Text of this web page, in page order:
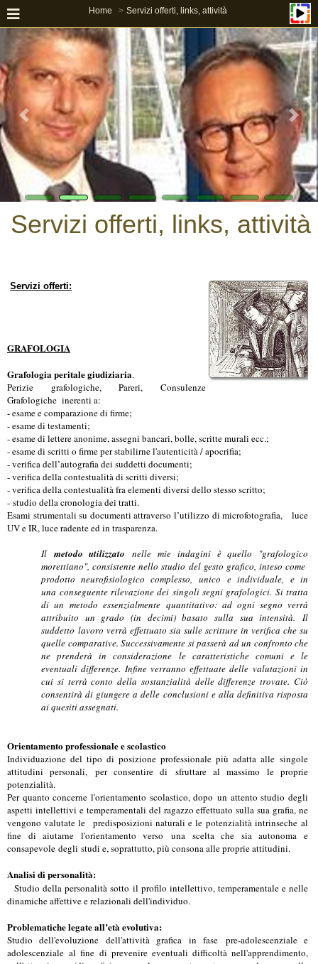
Home Servizi offerti, links, attività
Servizi offerti, links, attività
Servizi offerti:
GRAFOLOGIA
Grafologia peritale giudiziaria.
Perizie grafologiche, Pareri, Consulenze
Grafologiche inerenti a:
- esame e comparazione di firme;
- esame di testamenti;
- esame di lettere anonime, assegni bancari, bolle, scritte murali ecc.;
- esame di scritti o firme per stabilirne l'autenticità / apocrifia;
- verifica dell’autografia dei suddetti documenti;
- verifica della contestualità di scritti diversi;
- verifica della contestualità fra elementi diversi dello stesso scritto;
- studio della cronologia dei tratti.
Esami strumentali su documenti attraverso l’utilizzo di microfotografia, luce
UV e IR, luce radente ed in trasparenza.
Il metodo utilizzato nelle mie indagini è quello "grafologico
morettiano", consistente nello studio del gesto grafico, inteso come
prodotto neurofisiologico complesso, unico e individuale, e in
una conseguente rilevazione dei singoli segni grafologici. Si tratta
di un metodo essenzialmente quantitativo: ad ogni segno verrà
attribuito un grado (in decimi) basato sulla sua intensità. Il
suddetto lavoro verrà effettuato sia sulle scritture in verifica che su
quelle comparative. Successivamente si passerà ad un confronto che
ne prenderà in considerazione le caratteristiche comuni e le
eventuali differenze. Infine verranno effettuate delle valutazioni in
cui si terrà conto della sostanzialità delle differenze trovate. Ciò
consentirà di giungere a delle conclusioni e alla definitiva risposta
ai quesiti assegnati.
Orientamento professionale e scolastico
Individuazione del tipo di posizione professionale più adatta alle singole
attitudini personali, per consentire di sfruttare al massimo le proprie
potenzialità.
Per quanto concerne l'orientamento scolastico, dopo un attento studio degli
aspetti intellettivi e temperamentali del ragazzo effettuato sulla sua grafia, ne
vengono valutate le predisposizioni naturali e le potenzialità intrinseche al
fine di aiutarne l'orientamento verso una scelta che sia autonoma e
consapevole degli studi e, soprattutto, più consona alle proprie attitudini.
Analisi di personalità:
Studio della personalità sotto il profilo intellettivo, temperamentale e nelle
dinamiche affettive e relazionali dell'individuo.
Problematiche legate all’età evolutiva:
Studio dell'evoluzione dell'attività grafica in fase pre-adolescenziale e
adolescenziale al fine di prevenire eventuali difficoltà nell'apprendimento,